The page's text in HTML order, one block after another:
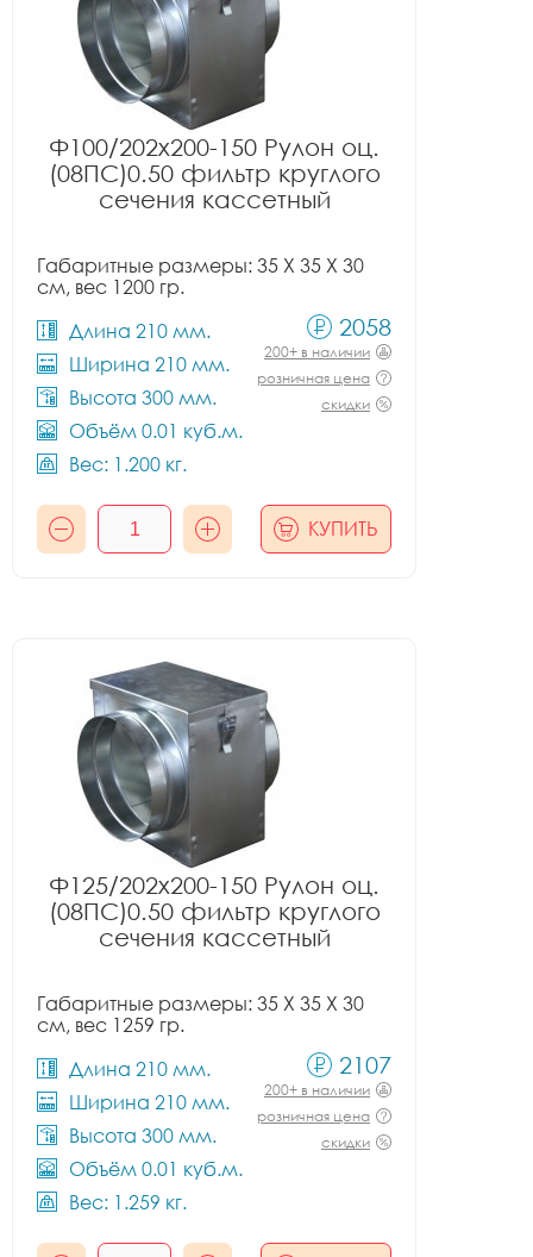
Ф100/202x200-150 Рулон оц.
(08ПС)0.50 фильтр круглого
сечения кассетный
Габаритные размеры: 35 X 35 X 30
см, вес 1200 гр.
Длина 210 мм.
Ширина 210 мм.
Высота 300 мм.
Объём 0.01 куб.м.
Вес: 1.200 кг.
2058
200+ в наличии
розничная цена
скидки
КУПИТЬ
Ф125/202x200-150 Рулон оц.
(08ПС)0.50 фильтр круглого
сечения кассетный
Габаритные размеры: 35 X 35 X 30
см, вес 1259 гр.
Длина 210 мм.
Ширина 210 мм.
Высота 300 мм.
Объём 0.01 куб.м.
Вес: 1.259 кг.
2107
200+ в наличии
розничная цена
скидки